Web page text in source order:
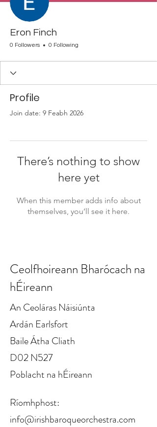
Eron Finch
0 Followers 0 Following
Profile
Join date: 9 Feabh 2026
There’s nothing to show
here yet
When this member adds info about
themselves, you’ll see it here.
Ceolfhoireann Bharócach na
hÉireann
An Ceoláras Náisiúnta
Ardán Earlsfort
Baile Átha Cliath
D02 N527
Poblacht na hÉireann
Ríomhphost:
info@irishbaroqueorchestra.com